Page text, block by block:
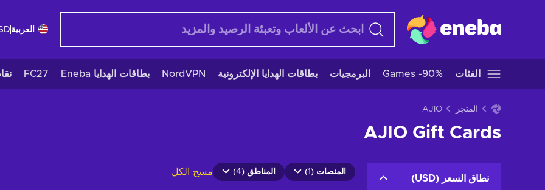
العربية
الفئات Games -90% البرمجيات بطاقات الهدايا الإلكترونية NordVPN بطاقات الهدايا Eneba FC27
المتجر AJIO
AJIO Gift Cards
نطاق السعر (
USD
)
المنصات (1) المناطق (4) مسح الكل